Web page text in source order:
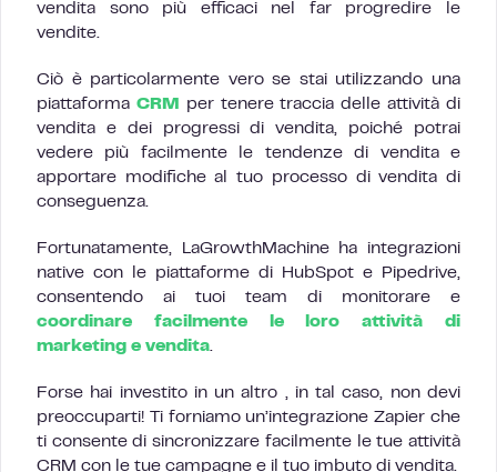
vendita sono più efficaci nel far progredire le
vendite.
Ciò è particolarmente vero se stai utilizzando una
piattaforma CRM
per tenere traccia delle attività di
vendita e dei progressi di vendita, poiché potrai
vedere più facilmente le tendenze di vendita e
apportare modifiche al tuo processo di vendita di
conseguenza.
Fortunatamente, LaGrowthMachine ha integrazioni
native con le piattaforme di HubSpot e Pipedrive,
consentendo ai tuoi team di monitorare e
coordinare facilmente le loro attività di
marketing e vendita.
Forse hai investito in un altro , in tal caso, non devi
preoccuparti! Ti forniamo un’integrazione Zapier che
ti consente di sincronizzare facilmente le tue attività
CRM con le tue campagne e il tuo imbuto di vendita.